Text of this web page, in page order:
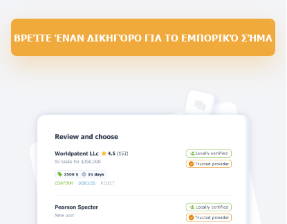
ΒΡΕΊΤΕ ΈΝΑΝ ΔΙΚΗΓΌΡΟ ΓΙΑ ΤΟ ΕΜΠΟΡΙΚΌ ΣΉΜΑ